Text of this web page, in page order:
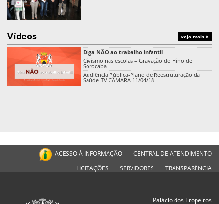
Vídeos veja mais
Diga NÃO ao trabalho infantil
Civismo nas escolas – Gravação do Hino de
Sorocaba
Audiência Pública-Plano de Reestruturação da
Saúde-TV CÂMARA-11/04/18
ACESSO À INFORMAÇÃO
CENTRAL DE ATENDIMENTO
LICITAÇÕES
SERVIDORES TRANSPARÊNCIA
Palácio dos Tropeiros